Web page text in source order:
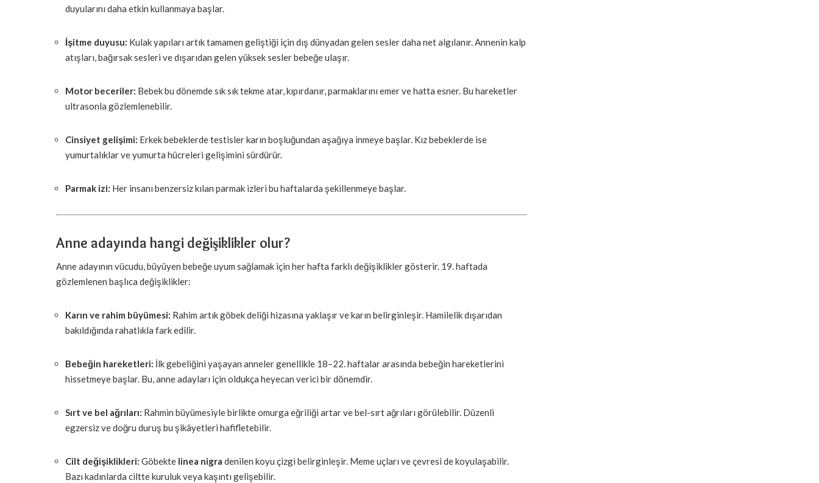
duyularını daha etkin kullanmaya başlar.
İşitme duyusu: Kulak yapıları artık tamamen geliştiği için dış dünyadan gelen sesler daha net algılanır. Annenin kalp
atışları, bağırsak sesleri ve dışarıdan gelen yüksek sesler bebeğe ulaşır.
Motor beceriler: Bebek bu dönemde sık sık tekme atar, kıpırdanır, parmaklarını emer ve hatta esner. Bu hareketler
ultrasonla gözlemlenebilir.
Cinsiyet gelişimi: Erkek bebeklerde testisler karın boşluğundan aşağıya inmeye başlar. Kız bebeklerde ise
yumurtalıklar ve yumurta hücreleri gelişimini sürdürür.
Parmak izi: Her insanı benzersiz kılan parmak izleri bu haftalarda şekillenmeye başlar.
Anne adayında hangi değişiklikler olur?
Anne adayının vücudu, büyüyen bebeğe uyum sağlamak için her hafta farklı değişiklikler gösterir. 19. haftada
gözlemlenen başlıca değişiklikler:
Karın ve rahim büyümesi: Rahim artık göbek deliği hizasına yaklaşır ve karın belirginleşir. Hamilelik dışarıdan
bakıldığında rahatlıkla fark edilir.
Bebeğin hareketleri: İlk gebeliğini yaşayan anneler genellikle 18–22. haftalar arasında bebeğin hareketlerini
hissetmeye başlar. Bu, anne adayları için oldukça heyecan verici bir dönemdir.
Sırt ve bel ağrıları: Rahmin büyümesiyle birlikte omurga eğriliği artar ve bel-sırt ağrıları görülebilir. Düzenli
egzersiz ve doğru duruş bu şikâyetleri hafifletebilir.
Cilt değişiklikleri: Göbekte linea nigra denilen koyu çizgi belirginleşir. Meme uçları ve çevresi de koyulaşabilir.
Bazı kadınlarda ciltte kuruluk veya kaşıntı gelişebilir.